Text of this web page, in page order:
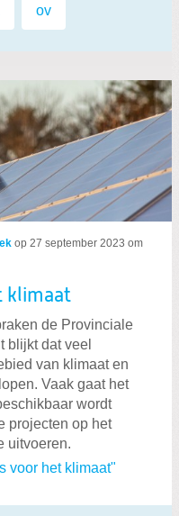
ov
op 27 september 2023 om
klimaat
de Provinciale
blijkt dat veel
van klimaat en
Vaak gaat het
wordt
projecten op het
uitvoeren.
voor het klimaat"